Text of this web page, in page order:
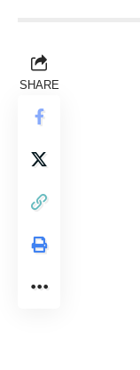
SHARE